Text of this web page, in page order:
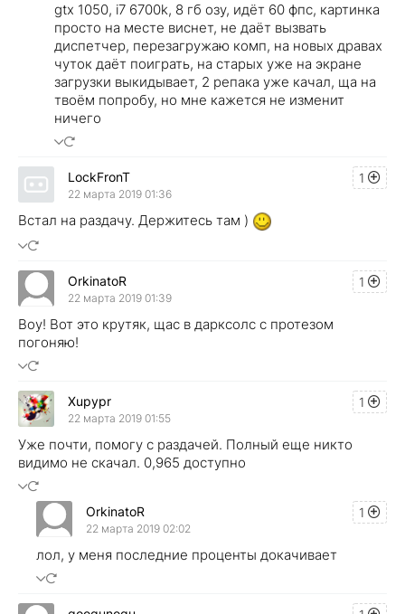
gtx 1050, i7 6700k, 8 гб озу, идёт 60 фпс, картинка
просто на месте виснет, не даёт вызвать
диспетчер, перезагружаю комп, на новых дравах
чуток даёт поиграть, на старых уже на экране
загрузки выкидывает, 2 репака уже качал, ща на
твоём попробу, но мне кажется не изменит
ничего
1
LockFronT
22 марта 2019 01:36
Встал на раздачу. Держитесь там )
1
OrkinatoR
22 марта 2019 01:39
Воу! Вот это крутяк, щас в дарксолс с протезом
погоняю!
1
Xupypr
22 марта 2019 01:55
Уже почти, помогу с раздачей. Полный еще никто
видимо не скачал. 0,965 доступно
1
OrkinatoR
22 марта 2019 02:02
лол, у меня последние проценты докачивает